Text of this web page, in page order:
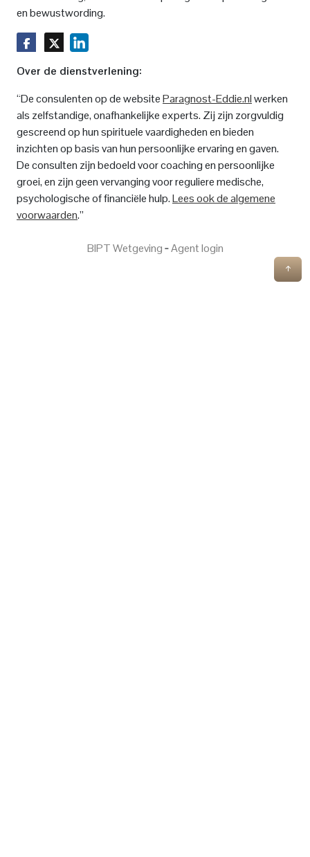
en bewustwording.
Over de dienstverlening:
“De consulenten op de websiteParagnost-Eddie.nlwerken
als zelfstandige, onafhankelijke experts. Zij zijn zorgvuldig
gescreend op hun spirituele vaardigheden en bieden
inzichten op basis van hun persoonlijke ervaring en gaven.
De consulten zijn bedoeld voor coaching en persoonlijke
groei, en zijn geen vervanging voor reguliere medische,
psychologische of financiële hulp.Lees ook de algemene
voorwaarden.”
BIPT Wetgeving‐Agent login